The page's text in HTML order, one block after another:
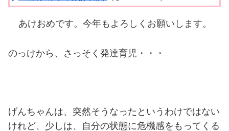
あけおめです。今年もよろしくお願いします。
のっけから、さっそく発達育児・・・
げんちゃんは、突然そうなったというわけではない
けれど、少しは、自分の状態に危機感をもってくる